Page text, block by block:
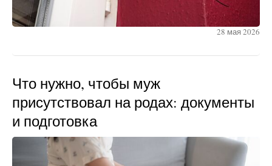
28 мая 2026
Что нужно, чтобы муж
присутствовал на родах: документы
и подготовка